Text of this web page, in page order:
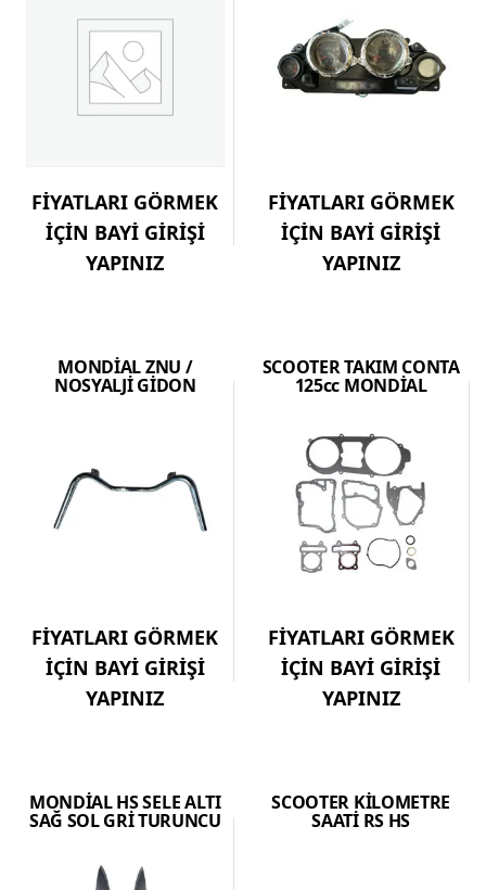
FİYATLARI GÖRMEK
İÇİN BAYİ GİRİŞİ
YAPINIZ
FİYATLARI GÖRMEK
İÇİN BAYİ GİRİŞİ
YAPINIZ
MONDİAL ZNU /
NOSYALJİ GİDON
FİYATLARI GÖRMEK
İÇİN BAYİ GİRİŞİ
YAPINIZ
SCOOTER TAKIM CONTA
125cc MONDİAL
FİYATLARI GÖRMEK
İÇİN BAYİ GİRİŞİ
YAPINIZ
MONDİAL HS SELE ALTI
SAĞ SOL GRİ TURUNCU
SCOOTER KİLOMETRE
SAATİ RS HS